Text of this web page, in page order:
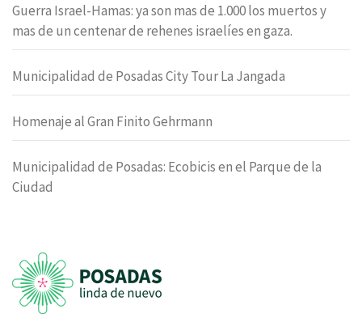
Guerra Israel-Hamas: ya son mas de 1.000 los muertos y
mas de un centenar de rehenes israelíes en gaza.
Municipalidad de Posadas City Tour La Jangada
Homenaje al Gran Finito Gehrmann
Municipalidad de Posadas: Ecobicis en el Parque de la
Ciudad